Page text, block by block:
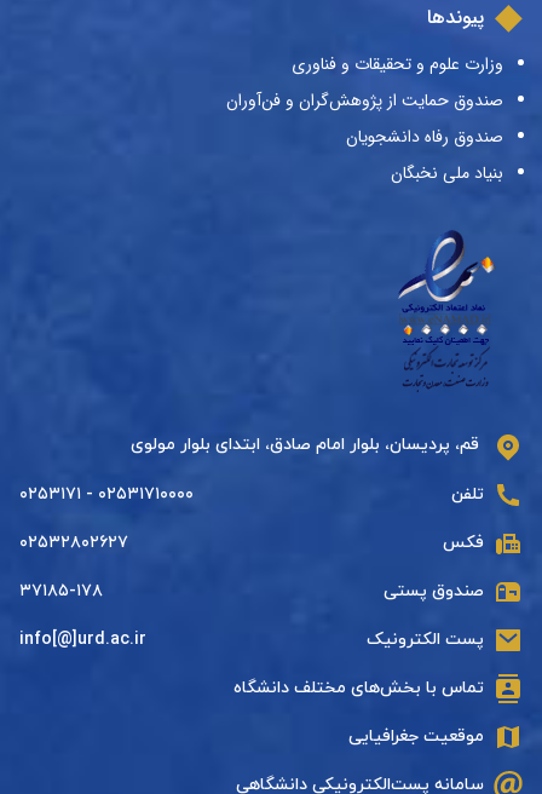
پیوندها
وزارت علوم و تحقیقات و فناوری
صندوق حمایت از پژوهش‌گران و فن‌آوران
صندوق رفاه دانشجویان
بنیاد ملی نخبگان
قم، پردیسان، بلوار امام صادق، ابتدای بلوار مولوی
تلفن ۰۲۵۳۱۷۱۰۰۰۰ - ۰۲۵۳۱۷۱
فکس ۰۲۵۳۲۸۰۲۶۲۷
صندوق پستی ۳۷۱۸۵-۱۷۸
پست الکترونیک info[@]urd.ac.ir
تماس با بخش‌های مختلف دانشگاه
موقعیت جغرافیایی
سامانه پست‌الکترونیکی دانشگاهی